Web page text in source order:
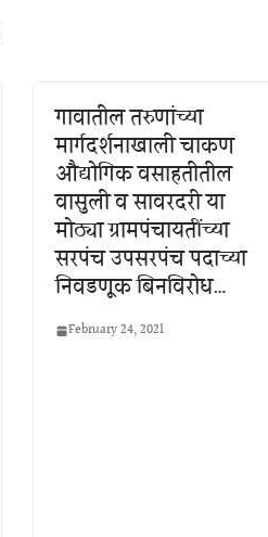
गावातील तरुणांच्या
मार्गदर्शनाखाली चाकण
औद्योगिक वसाहतीतील
वासुली व सावरदरी या
मोठ्या ग्रामपंचायतींच्या
सरपंच उपसरपंच पदाच्या
निवडणूक बिनविरोध…
February 24, 2021